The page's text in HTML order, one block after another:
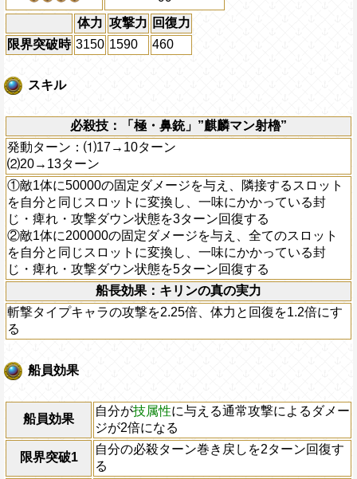
体力 攻撃力 回復力
限界突破時 3150 1590 460
スキル
必殺技：「極・鼻銃」”麒麟マン射櫓”
発動ターン：⑴17→10ターン
⑵20→13ターン
①敵1体に50000の固定ダメージを与え、隣接するスロット
を自分と同じスロットに変換し、一味にかかっている封
じ・痺れ・攻撃ダウン状態を3ターン回復する
②敵1体に200000の固定ダメージを与え、全てのスロット
を自分と同じスロットに変換し、一味にかかっている封
じ・痺れ・攻撃ダウン状態を5ターン回復する
船長効果：キリンの真の実力
斬撃タイプキャラの攻撃を2.25倍、体力と回復を1.2倍にす
る
船員効果
船員効果
自分が技属性に与える通常攻撃によるダメー
ジが2倍になる
限界突破1
自分の必殺ターン巻き戻しを2ターン回復す
る